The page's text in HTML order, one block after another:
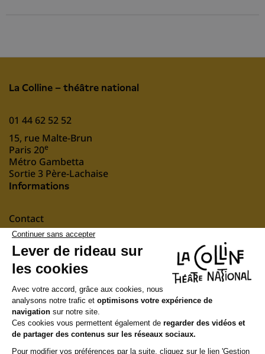
La Colline – théâtre national
01 44 62 52 52
15, rue Malte-Brun
Paris 20e
Métro Gambetta
Sortie 3 Père-Lachaise
Informations
Contact
Mentions légales
nous soutenir
Suivez-nous
Newsletter